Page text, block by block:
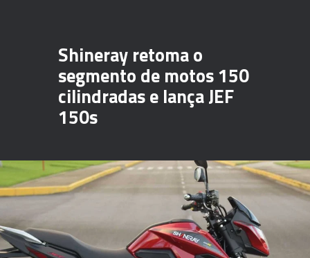
Shineray retoma o
segmento de motos 150
cilindradas e lança JEF
150s